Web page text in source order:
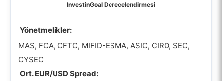
InvestinGoal Derecelendirmesi
Yönetmelikler:
MAS, FCA, CFTC, MIFID-ESMA, ASIC, CIRO, SEC,
CYSEC
Ort. EUR/USD Spread: